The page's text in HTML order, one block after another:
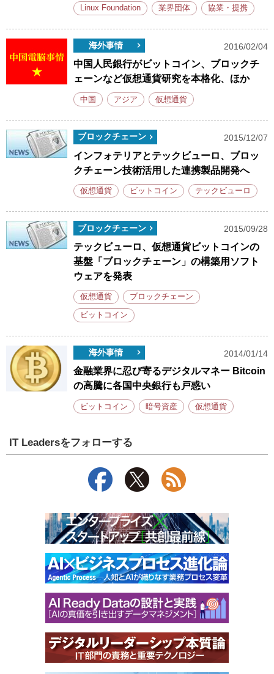
Linux Foundation 業界団体 協業・提携
海外事情 2016/02/04
中国人民銀行がビットコイン、ブロックチ
ェーンなど仮想通貨研究を本格化、ほか
中国 アジア 仮想通貨
ブロックチェーン 2015/12/07
インフォテリアとテックビューロ、ブロッ
クチェーン技術活用した連携製品開発へ
仮想通貨 ビットコイン テックビューロ
ブロックチェーン 2015/09/28
テックビューロ、仮想通貨ビットコインの
基盤「ブロックチェーン」の構築用ソフト
ウェアを発表
仮想通貨 ブロックチェーン
ビットコイン
海外事情 2014/01/14
金融業界に忍び寄るデジタルマネー Bitcoin
の高騰に各国中央銀行も戸惑い
ビットコイン 暗号資産 仮想通貨
IT Leadersをフォローする